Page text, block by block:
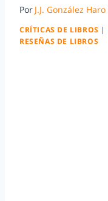
Por J.J. González Haro
CRÍTICAS DE LIBROS |
RESEÑAS DE LIBROS